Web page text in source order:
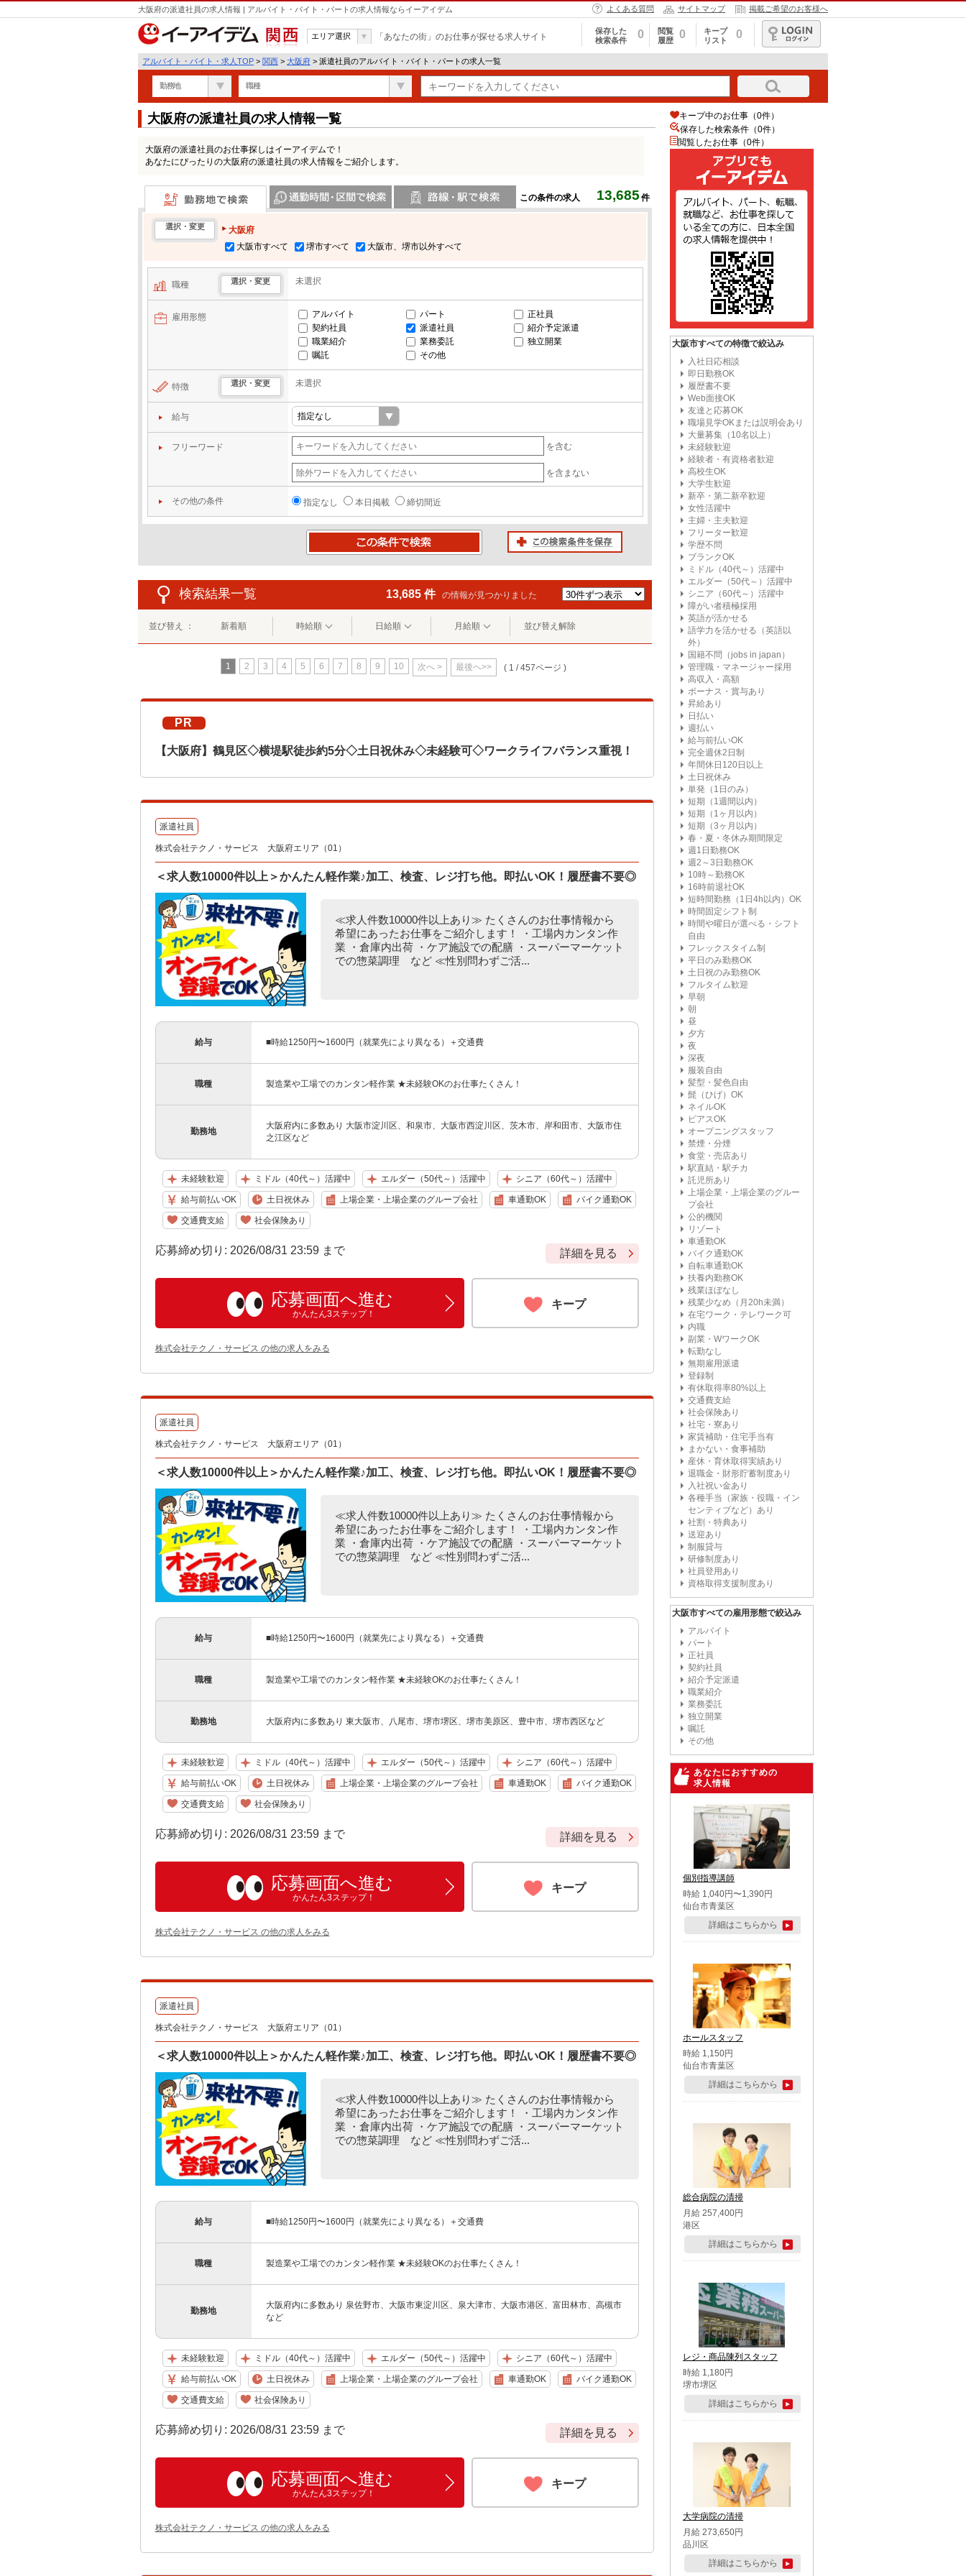
大阪府の派遣社員の求人情報 | アルバイト・バイト・パートの求人情報ならイーアイデム よくある質問 サイトマップ 掲載ご希望のお客様へ
関西
エリア選択 「あなたの街」のお仕事が探せる求人サイト
保存した
検索条件
0
閲覧
履歴
0
キープ
リスト
0
ログイン
アルバイト・バイト・求人TOP > 関西 > 大阪府 > 派遣社員のアルバイト・バイト・パートの求人一覧
勤務地 職種
大阪府の派遣社員の求人情報一覧
大阪府の派遣社員のお仕事探しはイーアイデムで！
あなたにぴったりの大阪府の派遣社員の求人情報をご紹介します。
この条件の求人 13,685 件
勤務地で検索
選択・変更
大阪府
大阪市すべて
堺市すべて 大阪市、堺市以外すべて
職種 選択・変更 未選択
雇用形態 アルバイト パート
正社員
契約社員
派遣社員
紹介予定派遣
職業紹介
業務委託
独立開業
嘱託
その他
特徴 選択・変更 未選択
給与
フリーワード を含む
を含まない
その他の条件 指定なし 本日掲載 締切間近
検索結果一覧 13,685 件 の情報が見つかりました
並び替え ： 新着順 時給順 日給順 月給順 並び替え解除
1 2 3 4 5 6 7 8 9 10 次へ > 最後へ>> ( 1 / 457ページ )
PR
【大阪府】鶴見区◇横堤駅徒歩約5分◇土日祝休み◇未経験可◇ワークライフバランス重視！
派遣社員
株式会社テクノ・サービス 大阪府エリア（01）
＜求人数10000件以上＞かんたん軽作業♪加工、検査、レジ打ち他。即払いOK！履歴書不要◎
≪求人件数10000件以上あり≫ たくさんのお仕事情報から
希望にあったお仕事をご紹介します！ ・工場内カンタン作
業 ・倉庫内出荷 ・ケア施設での配膳 ・スーパーマーケット
での惣菜調理 など ≪性別問わずご活...
給与 ■時給1250円〜1600円（就業先により異なる）＋交通費
職種 製造業や工場でのカンタン軽作業 ★未経験OKのお仕事たくさん！
勤務地
大阪府内に多数あり 大阪市淀川区、和泉市、大阪市西淀川区、茨木市、岸和田市、大阪市住
之江区など
未経験歓迎 ミドル（40代～）活躍中 エルダー（50代～）活躍中 シニア（60代～）活躍中
給与前払いOK 土日祝休み 上場企業・上場企業のグループ会社 車通勤OK バイク通勤OK
交通費支給 社会保険あり
応募締め切り: 2026/08/31 23:59 まで 詳細を見る
応募画面へ進む
かんたん3ステップ！
キープ
株式会社テクノ・サービス の他の求人をみる
派遣社員
株式会社テクノ・サービス 大阪府エリア（01）
＜求人数10000件以上＞かんたん軽作業♪加工、検査、レジ打ち他。即払いOK！履歴書不要◎
≪求人件数10000件以上あり≫ たくさんのお仕事情報から
希望にあったお仕事をご紹介します！ ・工場内カンタン作
業 ・倉庫内出荷 ・ケア施設での配膳 ・スーパーマーケット
での惣菜調理 など ≪性別問わずご活...
給与 ■時給1250円〜1600円（就業先により異なる）＋交通費
職種 製造業や工場でのカンタン軽作業 ★未経験OKのお仕事たくさん！
勤務地 大阪府内に多数あり 東大阪市、八尾市、堺市堺区、堺市美原区、豊中市、堺市西区など
未経験歓迎 ミドル（40代～）活躍中 エルダー（50代～）活躍中 シニア（60代～）活躍中
給与前払いOK 土日祝休み 上場企業・上場企業のグループ会社 車通勤OK バイク通勤OK
交通費支給 社会保険あり
応募締め切り: 2026/08/31 23:59 まで 詳細を見る
応募画面へ進む
かんたん3ステップ！
キープ
株式会社テクノ・サービス の他の求人をみる
派遣社員
株式会社テクノ・サービス 大阪府エリア（01）
＜求人数10000件以上＞かんたん軽作業♪加工、検査、レジ打ち他。即払いOK！履歴書不要◎
≪求人件数10000件以上あり≫ たくさんのお仕事情報から
希望にあったお仕事をご紹介します！ ・工場内カンタン作
業 ・倉庫内出荷 ・ケア施設での配膳 ・スーパーマーケット
での惣菜調理 など ≪性別問わずご活...
給与 ■時給1250円〜1600円（就業先により異なる）＋交通費
職種 製造業や工場でのカンタン軽作業 ★未経験OKのお仕事たくさん！
勤務地
大阪府内に多数あり 泉佐野市、大阪市東淀川区、泉大津市、大阪市港区、富田林市、高槻市
など
未経験歓迎 ミドル（40代～）活躍中 エルダー（50代～）活躍中 シニア（60代～）活躍中
給与前払いOK 土日祝休み 上場企業・上場企業のグループ会社 車通勤OK バイク通勤OK
交通費支給 社会保険あり
応募締め切り: 2026/08/31 23:59 まで 詳細を見る
応募画面へ進む
かんたん3ステップ！
キープ
株式会社テクノ・サービス の他の求人をみる
キープ中のお仕事（0件）
保存した検索条件（0件）
閲覧したお仕事（0件）
大阪市すべての特徴で絞込み
入社日応相談
即日勤務OK
履歴書不要
Web面接OK
友達と応募OK
職場見学OKまたは説明会あり
大量募集（10名以上）
未経験歓迎
経験者・有資格者歓迎
高校生OK
大学生歓迎
新卒・第二新卒歓迎
女性活躍中
主婦・主夫歓迎
フリーター歓迎
学歴不問
ブランクOK
ミドル（40代～）活躍中
エルダー（50代～）活躍中
シニア（60代～）活躍中
障がい者積極採用
英語が活かせる
語学力を活かせる（英語以
外）
国籍不問（jobs in japan）
管理職・マネージャー採用
高収入・高額
ボーナス・賞与あり
昇給あり
日払い
週払い
給与前払いOK
完全週休2日制
年間休日120日以上
土日祝休み
単発（1日のみ）
短期（1週間以内）
短期（1ヶ月以内）
短期（3ヶ月以内）
春・夏・冬休み期間限定
週1日勤務OK
週2～3日勤務OK
10時～勤務OK
16時前退社OK
短時間勤務（1日4h以内）OK
時間固定シフト制
時間や曜日が選べる・シフト
自由
フレックスタイム制
平日のみ勤務OK
土日祝のみ勤務OK
フルタイム歓迎
早朝
朝
昼
夕方
夜
深夜
服装自由
髪型・髪色自由
髭（ひげ）OK
ネイルOK
ピアスOK
オープニングスタッフ
禁煙・分煙
食堂・売店あり
駅直結・駅チカ
託児所あり
上場企業・上場企業のグルー
プ会社
公的機関
リゾート
車通勤OK
バイク通勤OK
自転車通勤OK
扶養内勤務OK
残業ほぼなし
残業少なめ（月20h未満）
在宅ワーク・テレワーク可
内職
副業・WワークOK
転勤なし
無期雇用派遣
登録制
有休取得率80%以上
交通費支給
社会保険あり
社宅・寮あり
家賃補助・住宅手当有
まかない・食事補助
産休・育休取得実績あり
退職金・財形貯蓄制度あり
入社祝い金あり
各種手当（家族・役職・イン
センティブなど）あり
社割・特典あり
送迎あり
制服貸与
研修制度あり
社員登用あり
資格取得支援制度あり
大阪市すべての雇用形態で絞込み
アルバイト
パート
正社員
契約社員
紹介予定派遣
職業紹介
業務委託
独立開業
嘱託
その他
あなたにおすすめの
求人情報
個別指導講師
時給 1,040円〜1,390円
仙台市青葉区
詳細はこちらから
ホールスタッフ
時給 1,150円
仙台市青葉区
詳細はこちらから
総合病院の清掃
月給 257,400円
港区
詳細はこちらから
レジ・商品陳列スタッフ
時給 1,180円
堺市堺区
詳細はこちらから
大学病院の清掃
月給 273,650円
品川区
詳細はこちらから